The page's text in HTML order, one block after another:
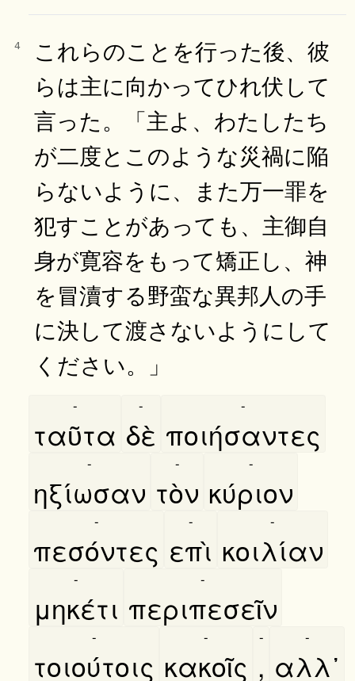
4
これらのことを行った後、彼
らは主に向かってひれ伏して
言った。「主よ、わたしたち
が二度とこのような災禍に陥
らないように、また万一罪を
犯すことがあっても、主御自
身が寛容をもって矯正し、神
を冒瀆する野蛮な異邦人の手
に決して渡さないようにして
ください。」
ταῦτα
-
δὲ
-
ποιήσαντες
-
ηξίωσαν
-
τὸν
-
κύριον
-
πεσόντες
-
επὶ
-
κοιλίαν
-
μηκέτι
-
περιπεσεῖν
-
τοιούτοις
-
κακοῖς
-
,
-
αλλ᾿
-